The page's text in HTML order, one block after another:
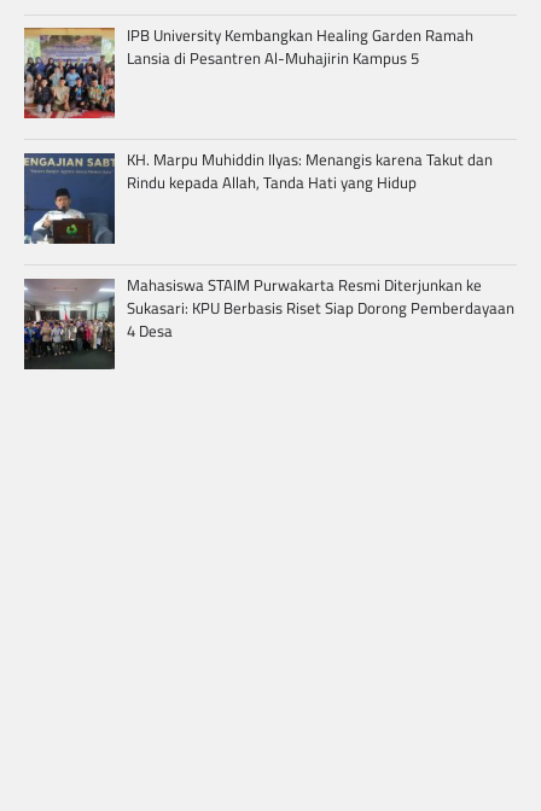
IPB University Kembangkan Healing Garden Ramah
Lansia di Pesantren Al-Muhajirin Kampus 5
KH. Marpu Muhiddin Ilyas: Menangis karena Takut dan
Rindu kepada Allah, Tanda Hati yang Hidup
Mahasiswa STAIM Purwakarta Resmi Diterjunkan ke
Sukasari: KPU Berbasis Riset Siap Dorong Pemberdayaan
4 Desa